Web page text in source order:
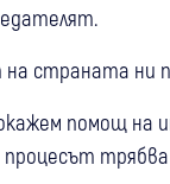
страната ни
помощ